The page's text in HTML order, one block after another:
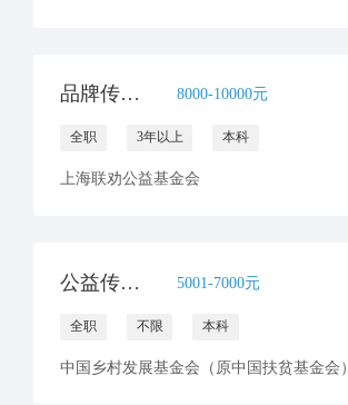
品牌传播与合规文化高级专员 8000-10000元
全职 3年以上 本科
上海联劝公益基金会
公益传播岗--儿童发展项目部 5001-7000元
全职 不限 本科
中国乡村发展基金会（原中国扶贫基金会）